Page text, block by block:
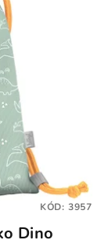
Dino
KÓD: 3957